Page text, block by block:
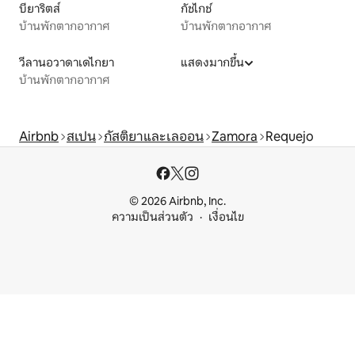
บียาริตส์
บ้านพักตากอากาศ
กัชไกช์
บ้านพักตากอากาศ
วีลานอวาดาเดไกยา
บ้านพักตากอากาศ
แสดงมากขึ้น
Airbnb สเปน กัสติยาและเลออน Zamora Requejo
© 2026 Airbnb, Inc.
ความเป็นส่วนตัว
เงื่อนไข